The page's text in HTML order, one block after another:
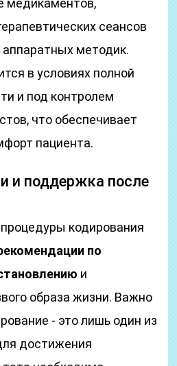
медикаментов,
сеансов
аппаратных методик.
в условиях полной
и под контролем
что обеспечивает
пациента.
и поддержка после
кодирования
по
и
образа жизни. Важно
- это лишь один из
достижения